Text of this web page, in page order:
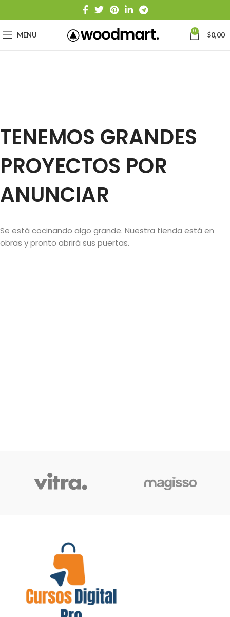
MENU 0 $0,00
TENEMOS GRANDES
PROYECTOS POR
ANUNCIAR
Se está cocinando algo grande. Nuestra tienda está en
obras y pronto abrirá sus puertas.